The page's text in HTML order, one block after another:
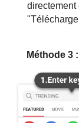
directement
Méthode 3 :